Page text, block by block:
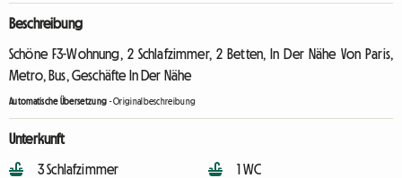
Beschreibung
Schöne F3-Wohnung, 2 Schlafzimmer, 2 Betten, In Der Nähe Von Paris,
Metro, Bus, Geschäfte In Der Nähe
Automatische Übersetzung -Originalbeschreibung
Unterkunft
3 Schlafzimmer
1 WC